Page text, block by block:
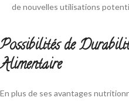
de nouvelles utilisations
Possibilités de
Alimentaire
En plus de ses avantages